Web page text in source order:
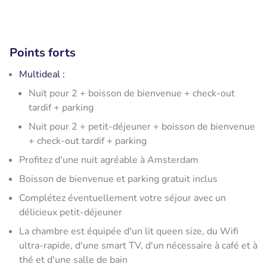
Points forts
Multideal :
Nuit pour 2 + boisson de bienvenue + check-out
tardif + parking
Nuit pour 2 + petit-déjeuner + boisson de bienvenue
+ check-out tardif + parking
Profitez d'une nuit agréable à Amsterdam
Boisson de bienvenue et parking gratuit inclus
Complétez éventuellement votre séjour avec un
délicieux petit-déjeuner
La chambre est équipée d'un lit queen size, du Wifi
ultra-rapide, d'une smart TV, d'un nécessaire à café et à
thé et d'une salle de bain